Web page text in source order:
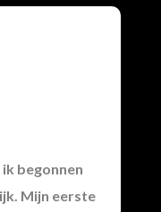
begonnen
Mijn eerste